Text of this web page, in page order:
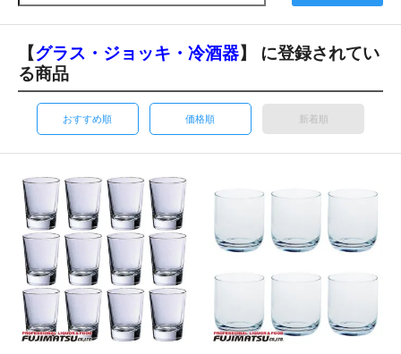
【グラス・ジョッキ・冷酒器】 に登録されてい
る商品
おすすめ順 価格順 新着順